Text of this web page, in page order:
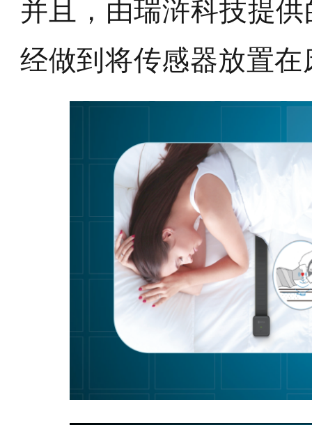
并且，由瑞浒科技提
经做到将传感器放置